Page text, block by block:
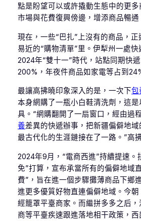
點是盼望可以或許撬動生態中的更
市場與花費復興傍邊，增添商品暢通
現在，一些“巴扎”上沒有的商品，
易近的“購物清單”里。伊犁州一處快
2024年“雙十一”時代，站點同期快
200%，年夜件商品如家電等占到
最讓高拂曉印象深入的是，一次下包
本身網購了一瓶小白鞋清洗劑，這
具。“網購翻開了一扇窗口，經由過
養差異的快遞辦事，把新疆偏僻地域
最古代化的生涯鏈接在了一路。”高
2024年9月，“電商西進”持續提速。
免”打算，宣布承當所有的偏僻地域
費”，旨在進一個步驟攤薄商品下鄉
進更多優質好物直連偏僻地域。今
經籠罩平臺商家。而繼拼多多之后
商等平臺疾速跟進落地相干政策，